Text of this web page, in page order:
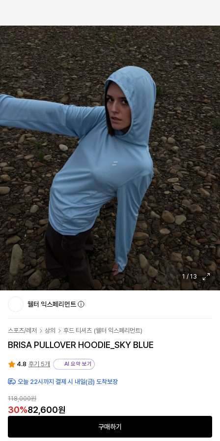
1/13
웰터 익스페리먼트
스포츠/레저 상의 후드 티셔츠 (웰터 익스페리먼트)
BRISA PULLOVER HOODIE_SKY BLUE
4.8 후기 5개 AI 요약 보기
오늘 22시까지 결제 시 내일(금) 도착보장
118,000원
30%82,600원
구매하기